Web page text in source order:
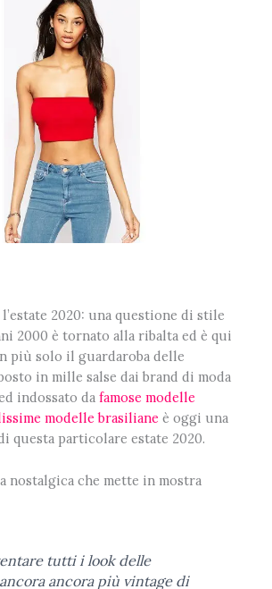
2020: una questione di stile
2000 è tornato alla ribalta ed è qui
più solo il guardaroba delle
in mille salse dai brand di moda
indossato da famose modelle
modelle brasiliane è oggi una
questa particolare estate 2020.
nostalgica che mette in mostra
tutti i look delle
ancora più vintage di